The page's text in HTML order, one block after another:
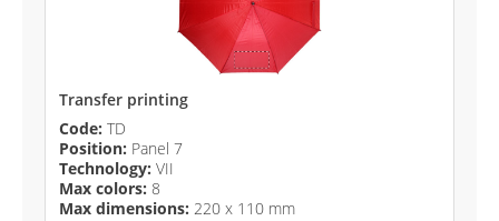
Transfer printing
Code: TD
Position: Panel 7
Technology: VII
Max colors: 8
Max dimensions: 220 x 110 mm